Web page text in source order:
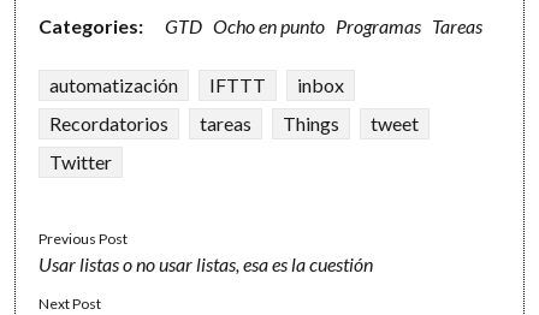
Categories: GTD Ocho en punto Programas Tareas
automatización IFTTT
inbox
Recordatorios
tareas Things
tweet
Twitter
Previous Post
Usar listas o no usar listas, esa es la cuestión
Next Post